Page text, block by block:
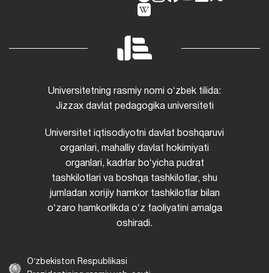
Universitetning rasmiy nomi oʻzbek tilida:
Jizzax davlat pedagogika universiteti
Universitet iqtisodiyotni davlat boshqaruvi
organlari, mahalliy davlat hokimiyati
organlari, kadrlar boʻyicha pudrat
tashkilotlari va boshqa tashkilotlar, shu
jumladan xorijiy hamkor tashkilotlar bilan
oʻzaro hamkorlikda oʻz faoliyatini amalga
oshiradi.
Oʻzbekiston Respublikasi